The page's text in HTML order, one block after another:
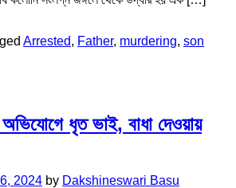
Arrested, Father, murdering, son
ধৃত ভাই, বাধা দেওয়ায়
2024 by Dakshineswari Basu